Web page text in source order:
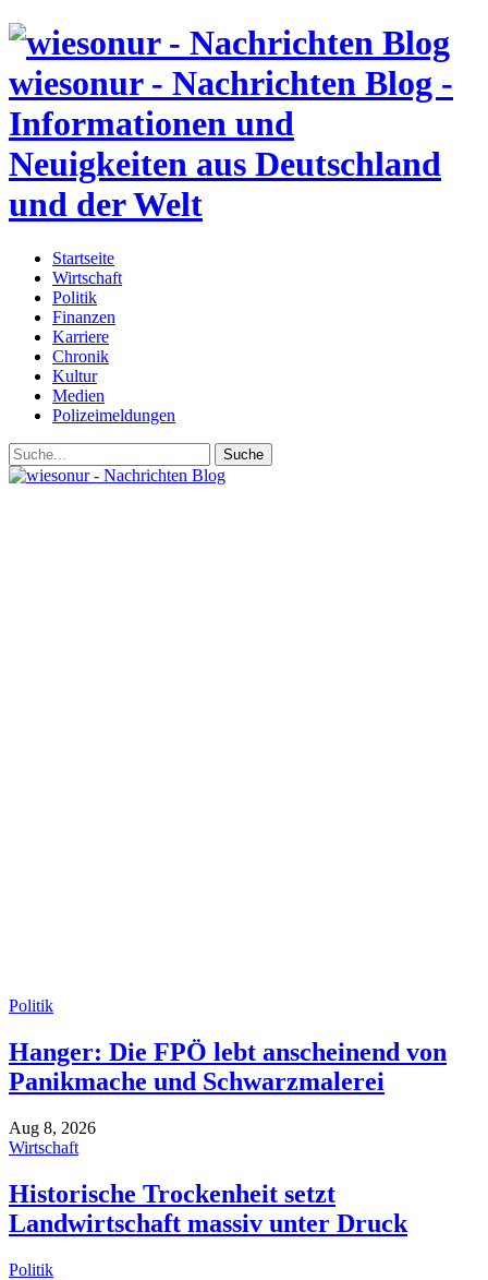
wiesonur - Nachrichten Blog -
Informationen und
Neuigkeiten aus Deutschland
und der Welt
Startseite
Wirtschaft
Politik
Finanzen
Karriere
Chronik
Kultur
Medien
Polizeimeldungen
Politik
Hanger: Die FPÖ lebt anscheinend von
Panikmache und Schwarzmalerei
Aug 8, 2026
Wirtschaft
Historische Trockenheit setzt
Landwirtschaft massiv unter Druck
Politik